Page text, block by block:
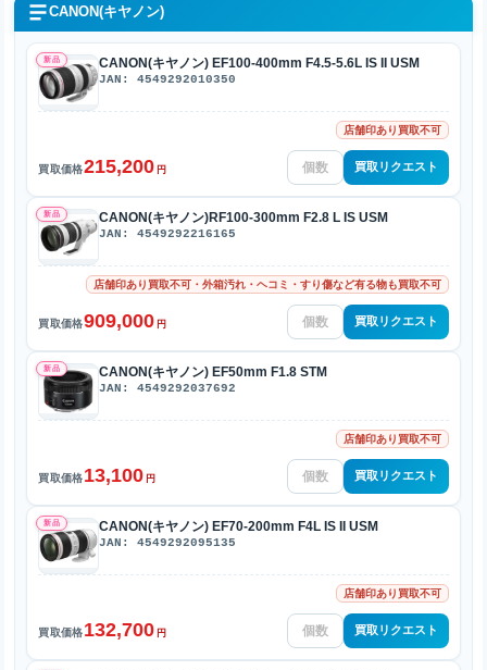
CANON(キヤノン)
新品 CANON(キヤノン) EF100-400mm F4.5-5.6L IS II USM
JAN: 4549292010350
店舗印あり買取不可
買取価格215,200 円 買取リクエスト
新品 CANON(キヤノン)RF100-300mm F2.8 L IS USM
JAN: 4549292216165
店舗印あり買取不可・外箱汚れ・ヘコミ・すり傷など有る物も買取不可
買取価格909,000 円 買取リクエスト
新品 CANON(キヤノン) EF50mm F1.8 STM
JAN: 4549292037692
店舗印あり買取不可
買取価格13,100 円 買取リクエスト
新品 CANON(キヤノン) EF70-200mm F4L IS II USM
JAN: 4549292095135
店舗印あり買取不可
買取価格132,700 円 買取リクエスト